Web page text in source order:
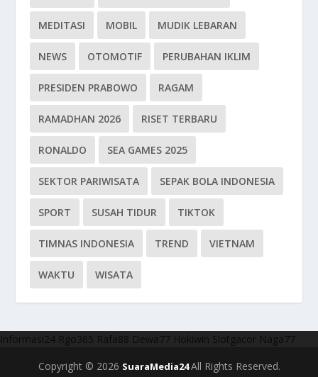
MEDITASI MOBIL MUDIK LEBARAN
NEWS OTOMOTIF PERUBAHAN IKLIM
PRESIDEN PRABOWO RAGAM
RAMADHAN 2026 RISET TERBARU
RONALDO SEA GAMES 2025
SEKTOR PARIWISATA SEPAK BOLA INDONESIA
SPORT SUSAH TIDUR TIKTOK
TIMNAS INDONESIA TREND VIETNAM
WAKTU WISATA
Informasi24 Rgo365 Rafa88 Dewa77 Hokiwin Slotgacor Naga77
Copyright © 2026 SuaraMedia24All Rights Reserved.